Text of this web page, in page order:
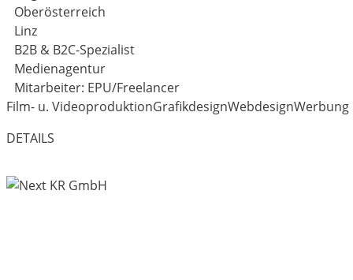
Oberösterreich
Linz
B2B & B2C-Spezialist
Medienagentur
Mitarbeiter: EPU/Freelancer
Film- u. VideoproduktionGrafikdesignWebdesignWerbung
DETAILS